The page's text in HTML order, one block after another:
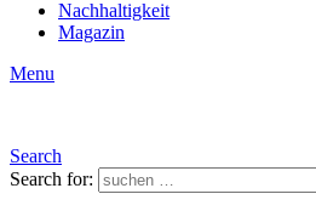
Nachhaltigkeit
Magazin
Menu
Search
Search for: